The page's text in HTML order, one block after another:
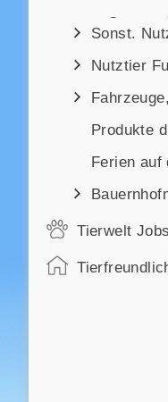
Sonst.
Nutztier
Produkte
Ferien auf
Tierwelt